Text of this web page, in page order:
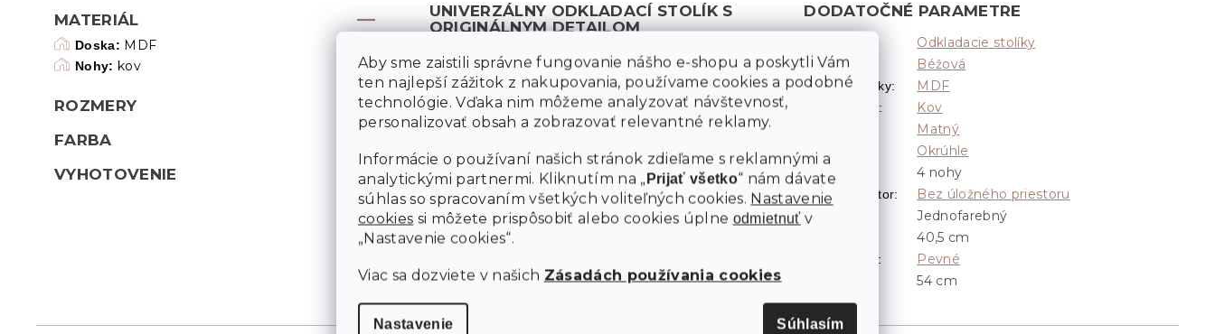
Aby sme zaistili správne fungovanie nášho e-shopu a poskytli Vám
ten najlepší zážitok z nakupovania, používame cookies a podobné
technológie. Vďaka nim môžeme analyzovať návštevnosť,
personalizovať obsah a zobrazovať relevantné reklamy.
Informácie o používaní našich stránok zdieľame s reklamnými a
analytickými partnermi. Kliknutím na „ Prijať všetko“ nám dávate
súhlas so spracovaním všetkých voliteľných cookies. Nastavenie
cookies si môžete prispôsobiť alebo cookies úplne odmietnuť v
„Nastavenie cookies“.
Viac sa dozviete v našich Zásadách používania cookies
Nastavenie Súhlasím
MATERIÁL
Doska: MDF
Nohy: kov
ROZMERY
FARBA
VYHOTOVENIE
UNIVERZÁLNY ODKLADACÍ STOLÍK S
ORIGINÁLNYM DETAILOM
Odkladací stolík RAVELO zaujme svojím
jednoduchým kovovým vyhotovením a výrazným
zvlněným okrajom na oboch odkladacích plochách.
Vďaka priemeru 40,5 cm a dvojposchodovému
toho, aby zaberal veľa miesta. Hodí sa k pohovke, do
spálne aj predsiene. Jeho jemná farba a čistý dizajn
umožňujú jednoduché kombinovanie s prírodnými
materiálmi, pastelovými tónmi aj škandinávskym
alebo moderným štýlom.
DODATOČNÉ PARAMETRE
Odkladacie stolíky
Farba: Béžová
Materiál dosky: MDF
: Kov
Matný
Tvar Okrúhle
Tvar nôh 4 nohy
Úložný priestor: Bez úložného priestoru
Vzor Jednofarebný
40,5 cm
: Pevné
54 cm